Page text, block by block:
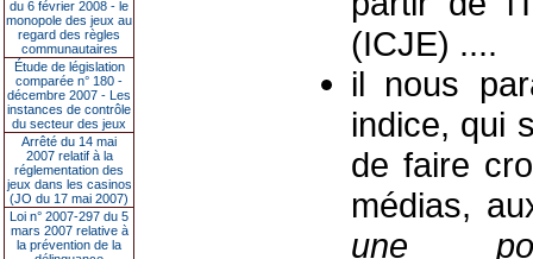
du 6 février 2008 - le
monopole des jeux au
regard des règles
communautaires
Étude de législation
comparée n° 180 -
décembre 2007 - Les
instances de contrôle
du secteur des jeux
Arrêté du 14 mai
2007 relatif à la
réglementation des
jeux dans les casinos
(JO du 17 mai 2007)
Loi n° 2007-297 du 5
mars 2007 relative à
la prévention de la
(ICJE) ....
il nous
indice, qui
de faire
médias,
une